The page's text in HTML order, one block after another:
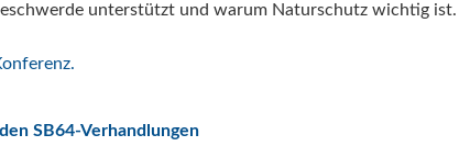
unterstützt und warum Naturschutz wichtig ist.
SB64-Verhandlungen